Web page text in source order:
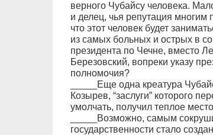
верного Чубайсу человека.
и делец, чья репутация многим
что этот человек будет
из самых больных и острых в
президента по Чечне, вместо
Березовский, вопреки указу
полномочия?
_____Еще одна креатура
Козырев, “заслуги” которого
умолчать, получил теплое
_____Возможно, самым
государственности стало